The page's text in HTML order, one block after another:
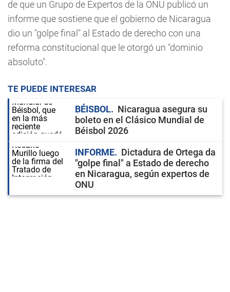
de que un Grupo de Expertos de la ONU publicó un
informe que sostiene que el gobierno de Nicaragua
dio un "golpe final" al Estado de derecho con una
reforma constitucional que le otorgó un "dominio
absoluto".
TE PUEDE INTERESAR
BÉISBOL
Nicaragua asegura su
boleto en el Clásico Mundial de
Béisbol 2026
INFORME
Dictadura de Ortega da
"golpe final" a Estado de derecho
en Nicaragua, según expertos de
ONU